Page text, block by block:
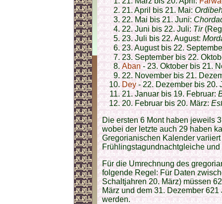
21. April bis 21. Mai:
22. Mai bis 21. Juni:
22. Juni bis 22. Juli:Tir
23. Juli bis 22. August:
23. August bis 22.
23. September bis 22.
Aban- 23. Oktober bis 21.
22. November bis 21.
Dey- 22. Dezember bis 20.
21. Januar bis 19. Februar:
20. Februar bis 20. März:
Die ersten 6 Mont haben jeweils
wobei der letzte auch 29 haben
Gregorianischen Kalender
Frühlingstagundnachtgleiche
Für die Umrechnung des
folgende Regel: Für Daten
Schaltjahren 20. März) müssen
März und dem 31. Dezember
werden.